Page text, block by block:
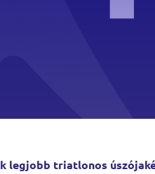
legjobb triatlonos